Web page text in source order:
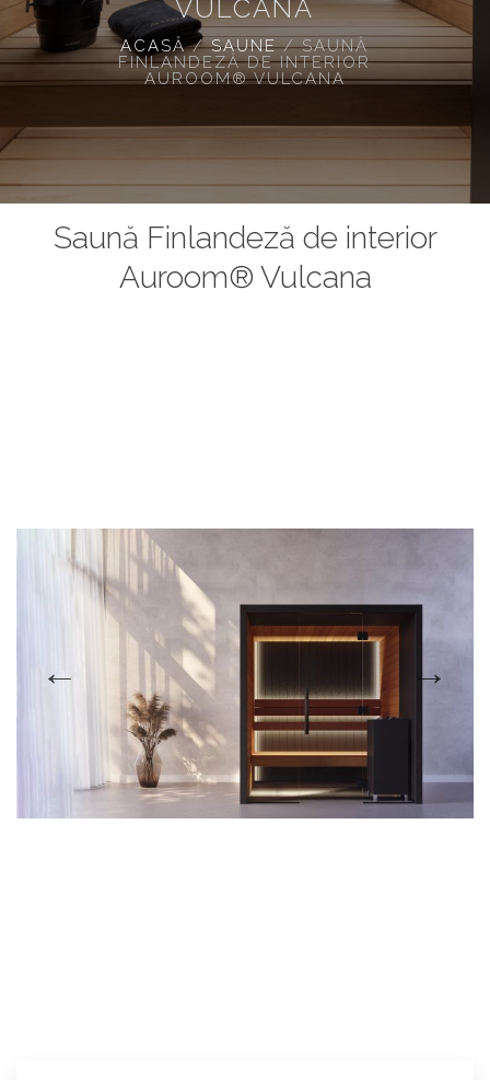
VULCANA
ACASĂ/SAUNE/SAUNĂ
FINLANDEZĂ DE INTERIOR
AUROOM® VULCANA
Saună Finlandeză de interior
Auroom® Vulcana